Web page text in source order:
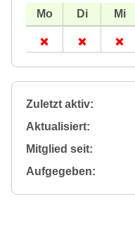
Zuletzt aktiv:
Aktualisiert:
Mitglied seit:
Aufgegeben: